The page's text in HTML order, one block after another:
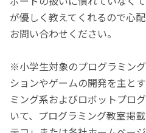
が優しく教えてくれるので心
お問い合わせください。
※小学生対象のプログラミン
ションやゲームの開発を主と
ミング系およびロボットプロ
いて、プログラミング教室掲